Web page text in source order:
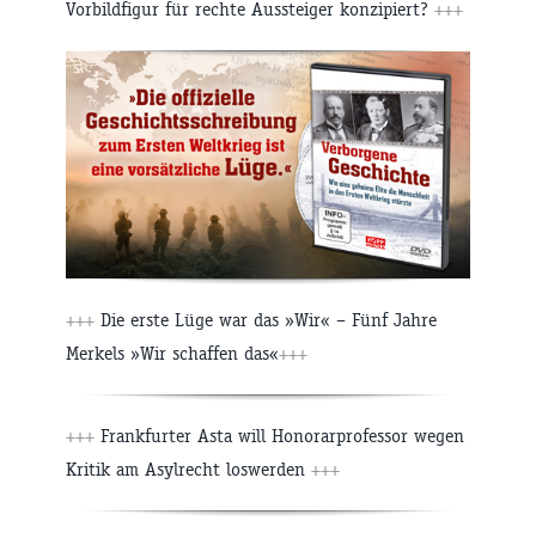
Vorbildfigur für rechte Aussteiger konzipiert? +++
+++ Die erste Lüge war das »Wir« – Fünf Jahre
Merkels »Wir schaffen das«+++
+++ Frankfurter Asta will Honorarprofessor wegen
Kritik am Asylrecht loswerden +++